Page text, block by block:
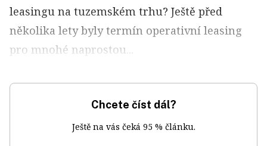
leasingu na tuzemském trhu? Ještě před
několika lety byly termín operativní leasing
pro mnohé naprostou...
Chcete číst dál?
Ještě na vás čeká 95 % článku.